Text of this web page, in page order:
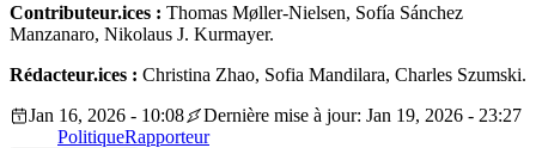
Contributeur.ices : Thomas Møller-Nielsen, Sofía Sánchez
Manzanaro, Nikolaus J. Kurmayer.
Rédacteur.ices : Christina Zhao, Sofia Mandilara, Charles Szumski.
Jan 16, 2026 - 10:08
Dernière mise à jour: Jan 19, 2026 - 23:27
PolitiqueRapporteur